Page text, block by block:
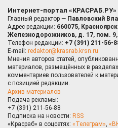
Интернет-портал «КРАСРАБ.РУ»
Главный редактор — Павловский
Адрес редакции: 660075,
Железнодорожников, д. 17, пом.
Телефон редакции: +7 (391) 211-56-
E-mail: redaktor@krasrab.krsn.ru
Мнения авторов статей,
материалов, размещённых в
комментариев пользователей к
с позицией редакции.
Архив материалов
Подача рекламы:
+7 (391) 211-56-88
Подписка на новости: RSS
«Красраб» в соцсетях: «Телеграм»,